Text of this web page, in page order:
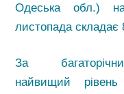
Одеська обл.)
листопада складає
За
найвищий